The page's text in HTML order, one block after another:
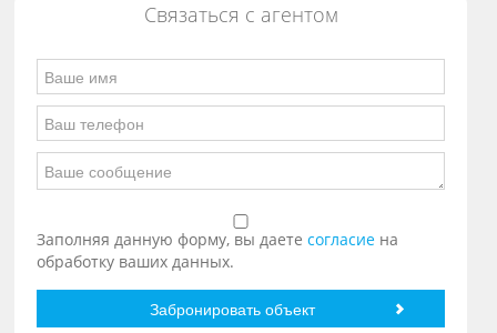
Связаться с агентом
Заполняя данную форму, вы даетесогласие на
обработку ваших данных.